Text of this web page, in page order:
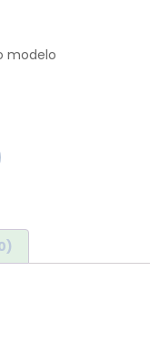
modelo